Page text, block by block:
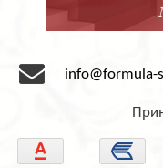
info@formula-